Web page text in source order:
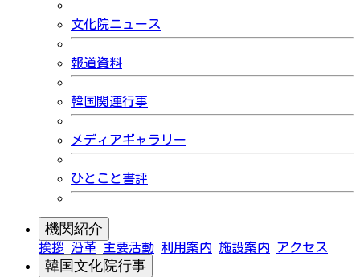
文化院ニュース
報道資料
韓国関連行事
メディアギャラリー
ひとこと書評
機関紹介
挨拶 沿革 主要活動 利用案内 施設案内 アクセス
韓国文化院行事